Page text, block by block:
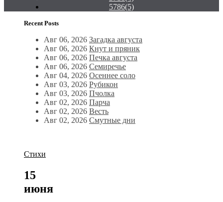
5786(5)
Recent Posts
Авг 06, 2026 Загадка августа
Авг 06, 2026 Кнут и пряник
Авг 06, 2026 Печка августа
Авг 06, 2026 Семиречье
Авг 04, 2026 Осеннее соло
Авг 03, 2026 Рубикон
Авг 03, 2026 Пчолка
Авг 02, 2026 Парча
Авг 02, 2026 Весть
Авг 02, 2026 Смутные дни
Стихи
15
июня